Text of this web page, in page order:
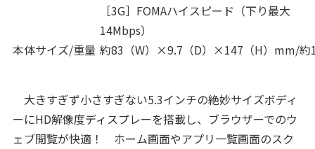
［3G］FOMAハイスピード（下り最大
14Mbps）
本体サイズ/重量 約83（W）×9.7（D）×147（H）mm/約
大きすぎず小さすぎない5.3インチの絶妙サイズボディ
ーにHD解像度ディスプレーを搭載し、ブラウザーでのウ
ェブ閲覧が快適！ ホーム画面やアプリ一覧画面のスク